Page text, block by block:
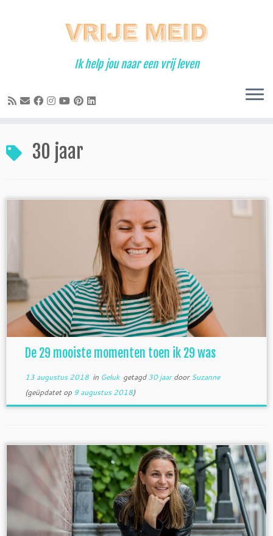
Ik help jou naar een vrij leven
30 jaar
De 29 mooiste momenten toen ik 29 was
13 augustus 2018in Geluk getagd30 jaardoorSuzanne
(geüpdatet op 9 augustus 2018)